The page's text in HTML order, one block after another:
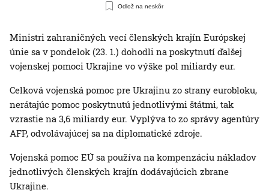
Odlož na neskôr
Ministri zahraničných vecí členských krajín Európskej
únie sa v pondelok (23. 1.) dohodli na poskytnutí ďalšej
vojenskej pomoci Ukrajine vo výške pol miliardy eur.
Celková vojenská pomoc pre Ukrajinu zo strany eurobloku,
nerátajúc pomoc poskytnutú jednotlivými štátmi, tak
vzrastie na 3,6 miliardy eur. Vyplýva to zo správy agentúry
AFP, odvolávajúcej sa na diplomatické zdroje.
Vojenská pomoc EÚ sa používa na kompenzáciu nákladov
jednotlivých členských krajín dodávajúcich zbrane
Ukrajine.